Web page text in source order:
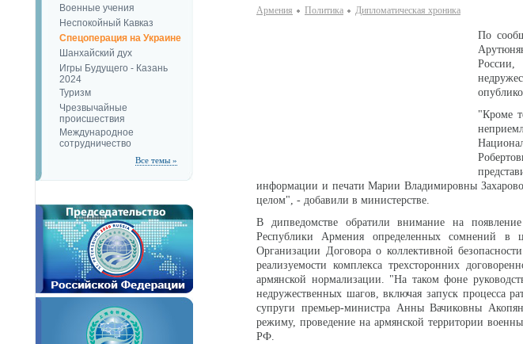
Военные учения
Неспокойный Кавказ
Спецоперация на Украине
Шанхайский дух
Игры Будущего - Казань
2024
Туризм
Чрезвычайные
происшествия
Международное
сотрудничество
Все темы »
Армения Политика Дипломатическая хроника
По
России,
"Кроме
информации и печати Марии Владимировны
целом", - добавили в министерстве.
В дипведомстве обратили внимание на
Республики Армения определенных сомнений в
Организации Договора о коллективной
реализуемости комплекса трехсторонних
армянской нормализации. "На таком фоне
недружественных шагов, включая запуск процесса
супруги премьер-министра Aнны Вачиковны
режиму, проведение на армянской территории
РФ.